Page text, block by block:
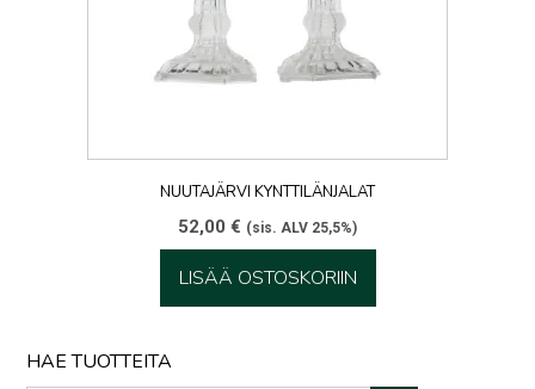
NUUTAJÄRVI KYNTTILÄNJALAT
52,00 € (sis. ALV 25,5%)
LISÄÄ OSTOSKORIIN
HAE TUOTTEITA